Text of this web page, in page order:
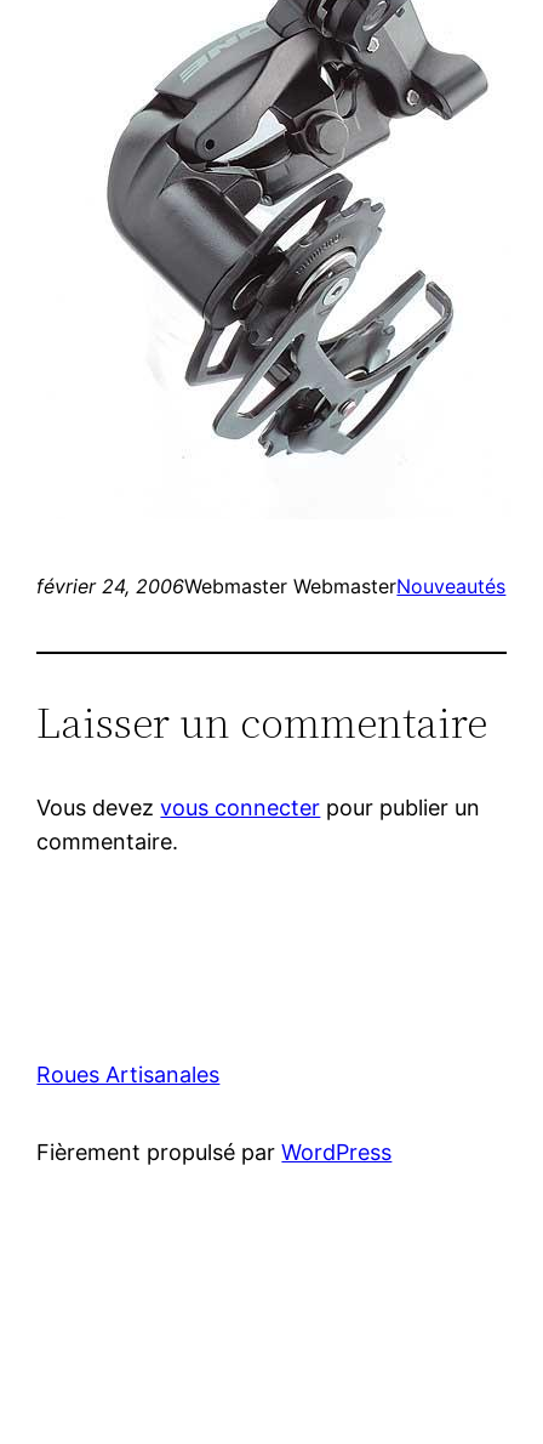
février 24, 2006Webmaster WebmasterNouveautés
Laisser un commentaire
Vous devezvous connecter pour publier un
commentaire.
Roues Artisanales
Fièrement propulsé parWordPress